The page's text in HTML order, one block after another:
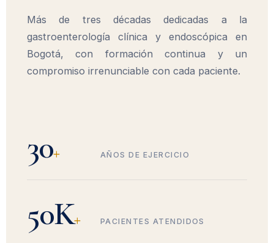
Más de tres décadas dedicadas a la
gastroenterología clínica y endoscópica en
Bogotá, con formación continua y un
compromiso irrenunciable con cada paciente.
30+ AÑOS DE EJERCICIO
50K+ PACIENTES ATENDIDOS